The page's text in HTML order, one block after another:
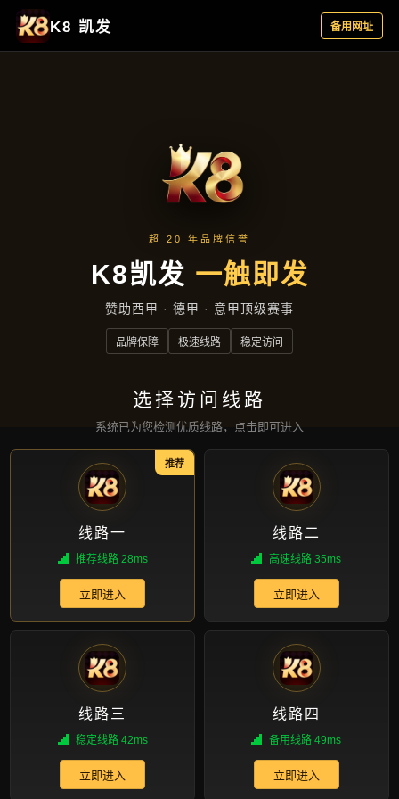
成效展示
首页 成效展示